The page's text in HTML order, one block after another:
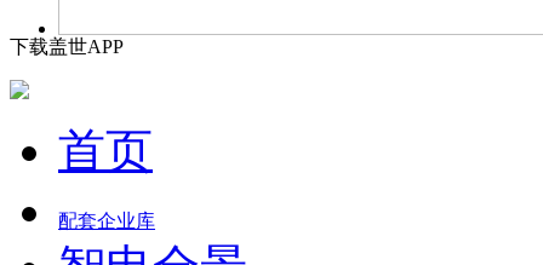
下载盖世APP
首页
配套企业库